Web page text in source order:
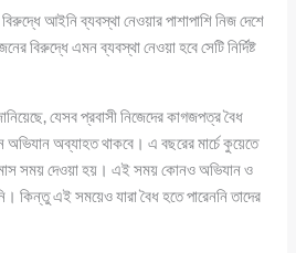
আইনি ব্যবস্থা নেওয়ার পাশাপাশি নিজ দেশে
বিরুদ্ধে এমন ব্যবস্থা নেওয়া হবে সেটি নির্দিষ্ট
যেসব প্রবাসী নিজেদের কাগজপত্র বৈধ
অভিযান অব্যাহত থাকবে। এ বছরের মার্চে কুয়েতে
মাস সময় দেওয়া হয়। এই সময় কোনও অভিযান ও
কিন্তু এই সময়েও যারা বৈধ হতে পারেননি তাদের